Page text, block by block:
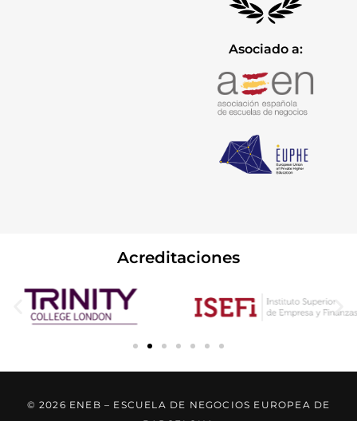
Asociado a:
Acreditaciones
© 2026 ENEB – ESCUELA DE NEGOCIOS EUROPEA DE